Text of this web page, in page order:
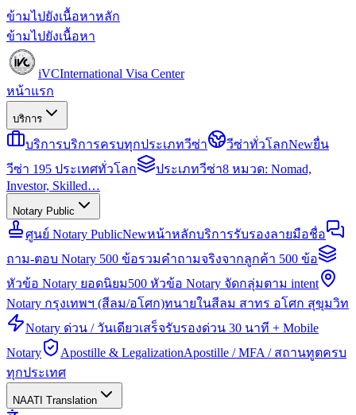
ข้ามไปยังเนื้อหาหลัก
ข้ามไปยังเนื้อหา
iVCInternational Visa Center
หน้าแรก
บริการ
บริการบริการครบทุกประเภทวีซ่า วีซ่าทั่วโลกNewยื่น
วีซ่า 195 ประเทศทั่วโลก
ประเภทวีซ่า8 หมวด: Nomad,
Investor, Skilled…
Notary Public
ศูนย์ Notary PublicNewหน้าหลักบริการรับรองลายมือชื่อ
ถาม-ตอบ Notary 500 ข้อรวมคำถามจริงจากลูกค้า 500 ข้อ
หัวข้อ Notary ยอดนิยม500 หัวข้อ Notary จัดกลุ่มตาม intent
Notary กรุงเทพฯ (สีลม/อโศก)ทนายในสีลม สาทร อโศก สุขุมวิท
Notary ด่วน / วันเดียวเสร็จรับรองด่วน 30 นาที + Mobile
Notary
Apostille & LegalizationApostille / MFA / สถานทูตครบ
ทุกประเทศ
NAATI Translation